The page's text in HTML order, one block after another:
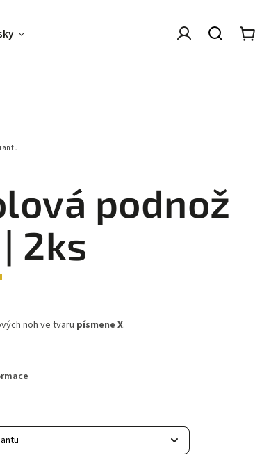
O nás
podnož
2ks
noh ve tvaru písmene X.